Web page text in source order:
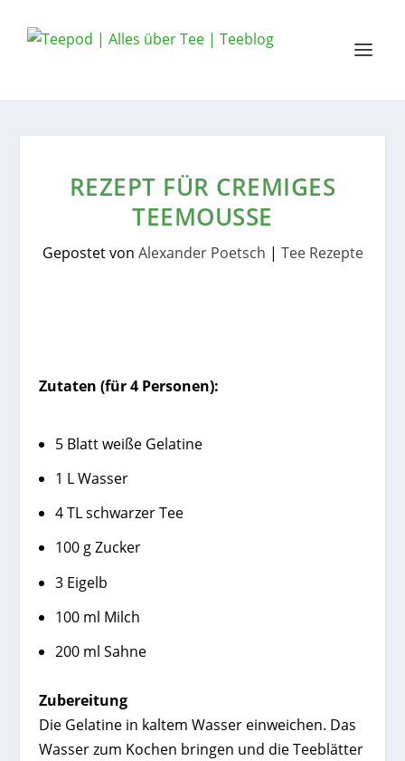
REZEPT FÜR CREMIGES
TEEMOUSSE
Gepostet von Alexander Poetsch | Tee Rezepte
Zutaten (für 4 Personen):
5 Blatt weiße Gelatine
1 L Wasser
4 TL schwarzer Tee
100 g Zucker
3 Eigelb
100 ml Milch
200 ml Sahne
Zubereitung
Die Gelatine in kaltem Wasser einweichen. Das
Wasser zum Kochen bringen und die Teeblätter